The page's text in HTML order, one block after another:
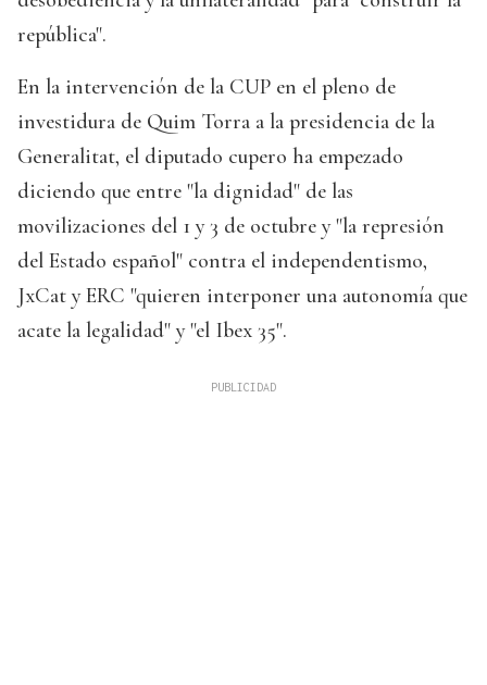
república".
En la intervención de la CUP en el pleno de
investidura de Quim Torra a la presidencia de la
Generalitat, el diputado cupero ha empezado
diciendo que entre "la dignidad" de las
movilizaciones del 1 y 3 de octubre y "la represión
del Estado español" contra el independentismo,
JxCat y ERC "quieren interponer una autonomía que
acate la legalidad" y "el Ibex 35".